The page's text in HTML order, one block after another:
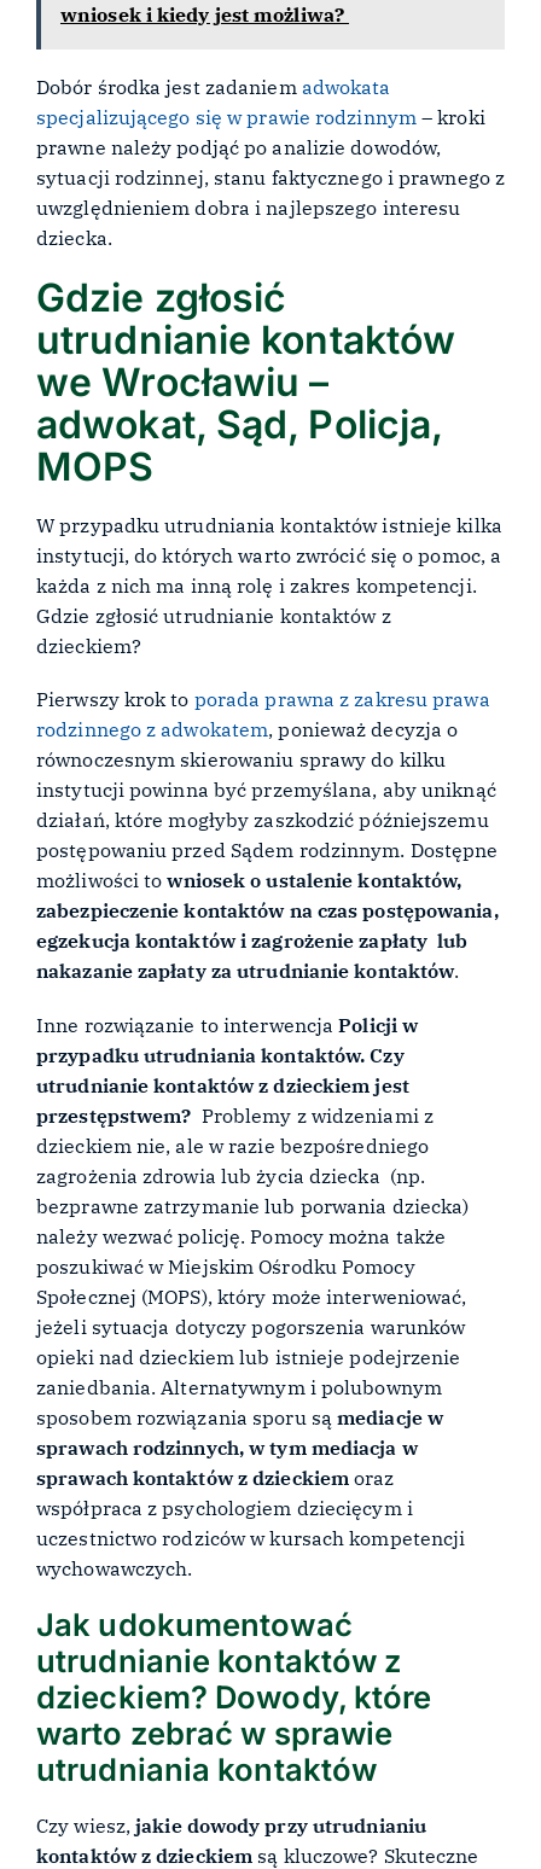
wniosek i kiedy jest możliwa?
Dobór środka jest zadaniem adwokata
specjalizującego się w prawie rodzinnym – kroki
prawne należy podjąć po analizie dowodów,
sytuacji rodzinnej, stanu faktycznego i prawnego z
uwzględnieniem dobra i najlepszego interesu
dziecka.
Gdzie zgłosić
utrudnianie kontaktów
we Wrocławiu –
adwokat, Sąd, Policja,
MOPS
W przypadku utrudniania kontaktów istnieje kilka
instytucji, do których warto zwrócić się o pomoc, a
każda z nich ma inną rolę i zakres kompetencji.
Gdzie zgłosić utrudnianie kontaktów z
dzieckiem?
Pierwszy krok to porada prawna z zakresu prawa
rodzinnego z adwokatem, ponieważ decyzja o
równoczesnym skierowaniu sprawy do kilku
instytucji powinna być przemyślana, aby uniknąć
działań, które mogłyby zaszkodzić późniejszemu
postępowaniu przed Sądem rodzinnym. Dostępne
możliwości towniosek o ustalenie kontaktów,
zabezpieczenie kontaktów na czas postępowania,
egzekucja kontaktów i zagrożenie zapłaty lub
nakazanie zapłaty za utrudnianie kontaktów.
Inne rozwiązanie to interwencjaPolicji w
przypadku utrudniania kontaktów. Czy
utrudnianie kontaktów z dzieckiem jest
przestępstwem? Problemy z widzeniami z
dzieckiem nie, ale w razie bezpośredniego
zagrożenia zdrowia lub życia dziecka (np.
bezprawne zatrzymanie lub porwania dziecka)
należy wezwać policję. Pomocy można także
poszukiwać w Miejskim Ośrodku Pomocy
Społecznej (MOPS), który może interweniować,
jeżeli sytuacja dotyczy pogorszenia warunków
opieki nad dzieckiem lub istnieje podejrzenie
zaniedbania. Alternatywnym i polubownym
sposobem rozwiązania sporu są mediacje w
sprawach rodzinnych, w tym mediacja w
sprawach kontaktów z dzieckiemoraz
współpraca z psychologiem dziecięcym i
uczestnictwo rodziców w kursach kompetencji
wychowawczych.
Jak udokumentować
utrudnianie kontaktów z
dzieckiem? Dowody, które
warto zebrać w sprawie
utrudniania kontaktów
Czy wiesz, jakie dowody przy utrudnianiu
kontaktów z dzieckiem są kluczowe? Skuteczne